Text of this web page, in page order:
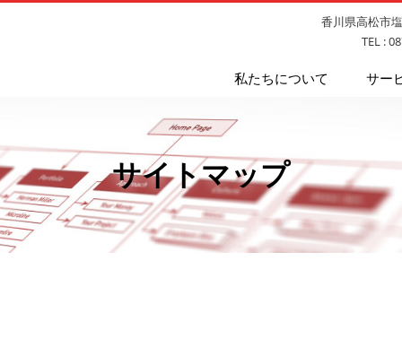
私たちについて サー
香川県高松市
TEL :
サイトマップ